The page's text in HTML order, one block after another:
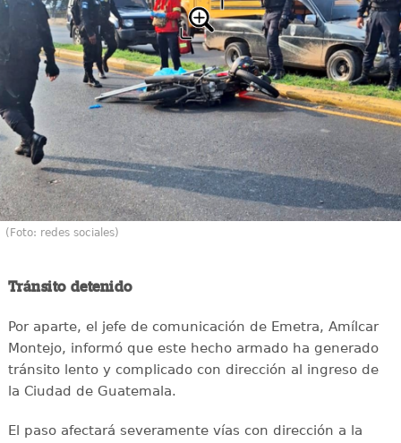
(Foto: redes sociales)
Tránsito detenido
Por aparte, el jefe de comunicación de Emetra, Amílcar
Montejo, informó que este hecho armado ha generado
tránsito lento y complicado con dirección al ingreso de
la Ciudad de Guatemala.
El paso afectará severamente vías con dirección a la